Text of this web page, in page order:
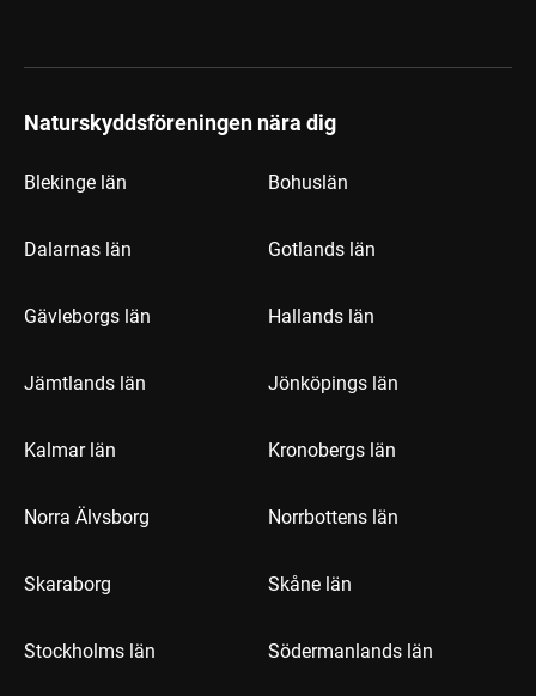
Naturskyddsföreningen nära dig
Blekinge län Bohuslän
Dalarnas län Gotlands län
Gävleborgs län Hallands län
Jämtlands län Jönköpings län
Kalmar län Kronobergs län
Norra Älvsborg Norrbottens län
Skaraborg Skåne län
Stockholms län Södermanlands län